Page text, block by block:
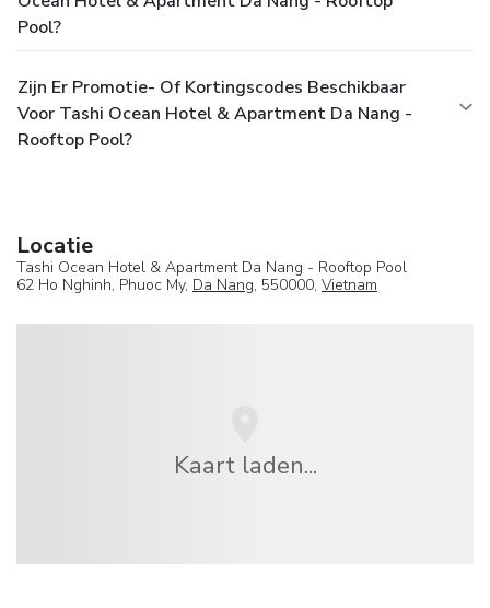
Pool?
Zijn Er Promotie- Of Kortingscodes Beschikbaar
Voor Tashi Ocean Hotel & Apartment Da Nang -
Rooftop Pool?
Locatie
Tashi Ocean Hotel & Apartment Da Nang - Rooftop Pool
62 Ho Nghinh, Phuoc My, Da Nang, 550000, Vietnam
Kaart laden...